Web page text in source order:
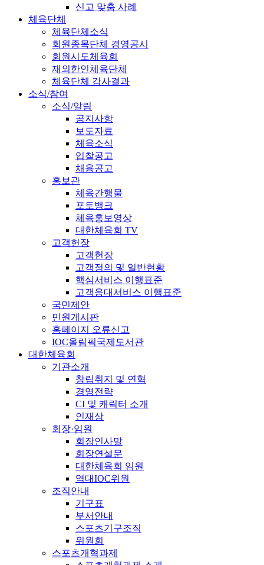
신고 맞춤 사례
체육단체
체육단체소식
회원종목단체 경영공시
회원시도체육회
재외한인체육단체
체육단체 감사결과
소식/참여
소식/알림
공지사항
보도자료
체육소식
입찰공고
채용공고
홍보관
체육간행물
포토뱅크
체육홍보영상
대한체육회 TV
고객헌장
고객헌장
고객정의 및 일반현황
핵심서비스 이행표준
고객응대서비스 이행표준
국민제안
민원게시판
홈페이지 오류신고
IOC올림픽국제도서관
대한체육회
기관소개
창립취지 및 연혁
경영전략
CI 및 캐릭터 소개
인재상
회장·임원
회장인사말
회장연설문
대한체육회 임원
역대IOC위원
조직안내
기구표
부서안내
스포츠기구조직
위원회
스포츠개혁과제